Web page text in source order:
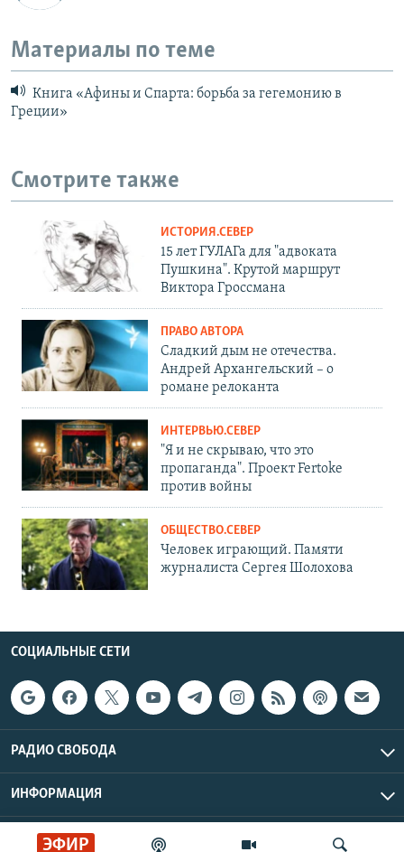
ЭФИР
Материалы по теме
Книга «Афины и Спарта: борьба за гегемонию в
Греции»
Смотрите также
ИСТОРИЯ.СЕВЕР
15 лет ГУЛАГа для "адвоката
Пушкина". Крутой маршрут
Виктора Гроссмана
ПРАВО АВТОРА
Сладкий дым не отечества.
Андрей Архангельский – о
романе релоканта
ИНТЕРВЬЮ.СЕВЕР
"Я и не скрываю, что это
пропаганда". Проект Fertoke
против войны
ОБЩЕСТВО.СЕВЕР
Человек играющий. Памяти
журналиста Сергея Шолохова
СОЦИАЛЬНЫЕ СЕТИ
РАДИО СВОБОДА
ИНФОРМАЦИЯ
Радио Свобода © 2026 RFE/RL, Inc. | Все права защищены.